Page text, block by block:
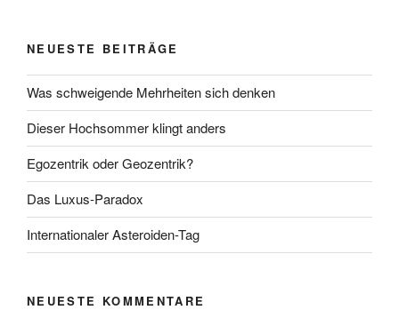
NEUESTE BEITRÄGE
Was schweigende Mehrheiten sich denken
Dieser Hochsommer klingt anders
Egozentrik oder Geozentrik?
Das Luxus-Paradox
Internationaler Asteroiden-Tag
NEUESTE KOMMENTARE